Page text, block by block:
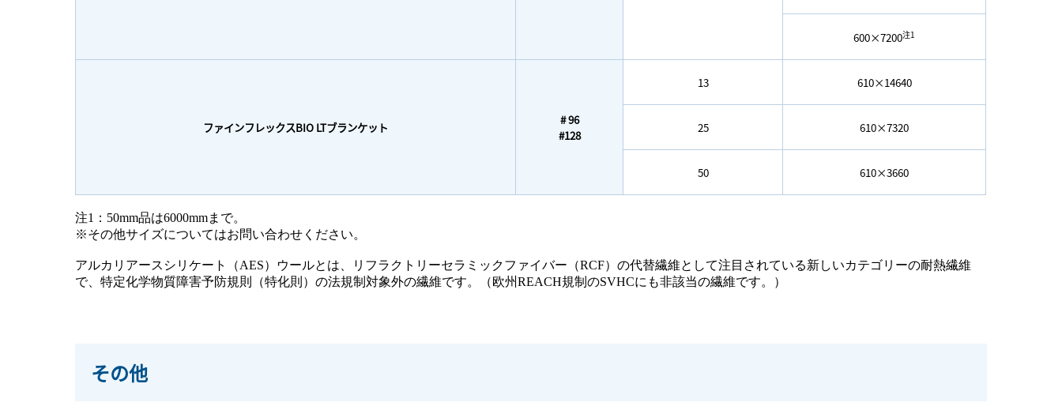
600×7200注1
ファインフレックスBIO LTブランケット
# 96
#128
13 610×14640
25 610×7320
50 610×3660
注1：50mm品は6000mmまで。
※その他サイズについてはお問い合わせください。
アルカリアースシリケート（AES）ウールとは、リフラクトリーセラミックファイバー（RCF）の代替繊維として注目されている新しいカテゴリーの耐熱繊維
で、特定化学物質障害予防規則（特化則）の法規制対象外の繊維です。（欧州REACH規制のSVHCにも非該当の繊維です。）
その他